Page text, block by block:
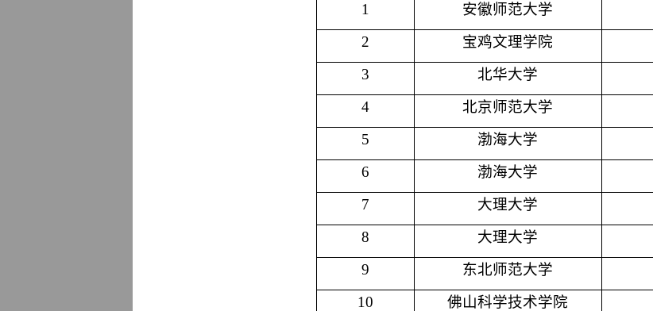
1
安徽师范大学
2
宝鸡文理学院
3
北华大学
4
北京师范大学
5
渤海大学
6
渤海大学
7
大理大学
8
大理大学
9
东北师范大学
10
佛山科学技术学院